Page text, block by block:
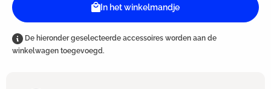
In het winkelmandje
De hieronder geselecteerde accessoires worden aan de
winkelwagen toegevoegd.